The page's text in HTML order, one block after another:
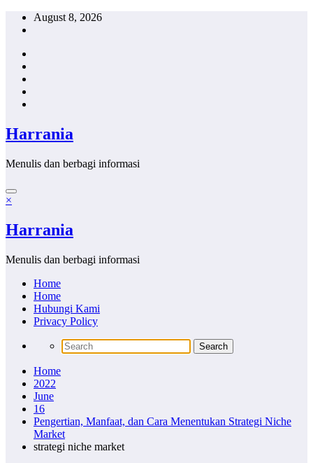
Skip
August 8, 2026
Harrania
Menulis dan berbagi informasi
×
Harrania
Menulis dan berbagi informasi
Home
Home
Hubungi Kami
Privacy Policy
Home
2022
June
16
Pengertian, Manfaat, dan Cara Menentukan Strategi Niche
Market
strategi niche market